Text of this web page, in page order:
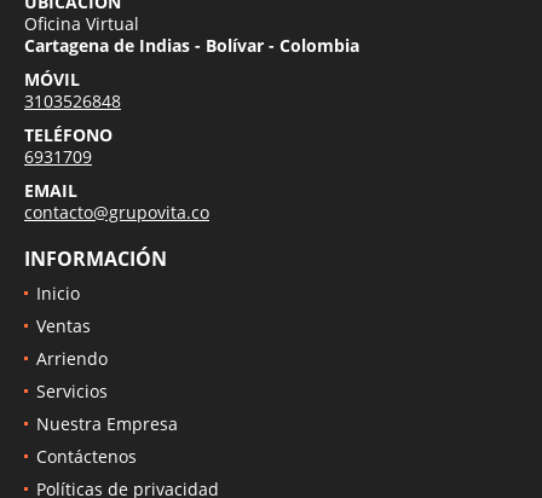
Oficina Virtual
Cartagena de Indias - Bolívar - Colombia
MÓVIL
3103526848
TELÉFONO
6931709
EMAIL
contacto@grupovita.co
INFORMACIÓN
Inicio
Ventas
Arriendo
Servicios
Nuestra Empresa
Contáctenos
Políticas de privacidad